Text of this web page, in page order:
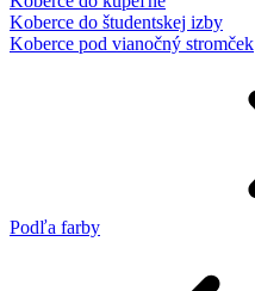
Koberce do študentskej izby
Koberce pod vianočný stromček
Podľa farby